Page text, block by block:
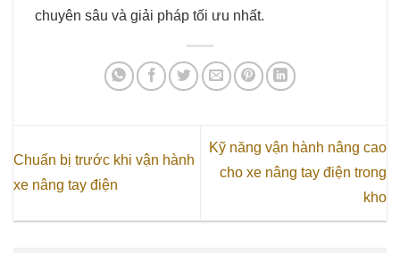
chuyên sâu và giải pháp tối ưu nhất.
Chuẩn bị trước khi vận hành
xe nâng tay điện
Kỹ năng vận hành nâng cao
cho xe nâng tay điện trong
kho